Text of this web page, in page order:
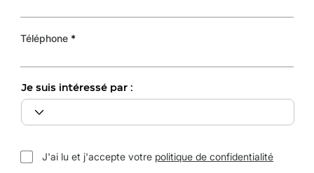
Téléphone
Je suis intéressé par :
J'ai lu et j'accepte votre politique de confidentialité